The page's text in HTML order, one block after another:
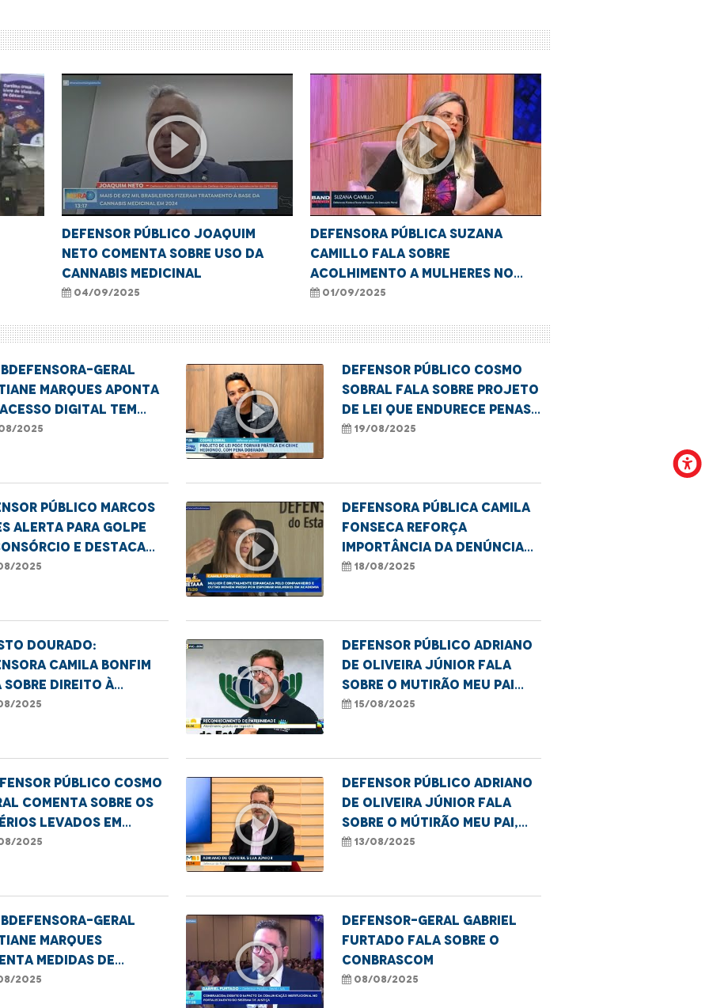
no
play_circle_outline
Defensor público Joaquim
Neto comenta sobre uso da
Cannabis medicinal
04/09/2025
play_circle_outline
Defensora Pública Suzana
Camillo fala sobre
acolhimento a mulheres no
sistema prisional
01/09/2025
geral
Marques aponta
digital tem
para que mais
prot
2025 play_circle_outline
Defensor público Cosmo
Sobral fala sobre projeto
de lei que endurece penas
por maus-tratos a idosos
19/08/2025
público Marcos
alerta para golpe
e destaca
dos órgãos de defesa
2025 play_circle_outline
Defensora pública Camila
Fonseca reforça
importância da denúncia
contra violência à mulher
18/08/2025
Dourado:
Camila Bonfim
direito à
no trabalho
2025 play_circle_outline
Defensor Público Adriano
de Oliveira Júnior fala
sobre o mutirão Meu Pai
Tem Nome em Imperatriz
15/08/2025
público Cosmo
comenta sobre os
levados em
da
2025 play_circle_outline
Defensor Público Adriano
de Oliveira Júnior fala
sobre o mútirão Meu Pai,
Meu Nome realizado em
13/08/2025
geral
Marques
medidas de
à
2025 play_circle_outline
Defensor-Geral Gabriel
Furtado fala sobre o
Conbrascom
08/08/2025